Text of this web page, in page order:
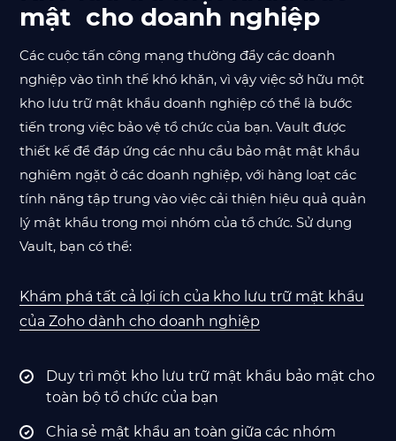
mật cho doanh nghiệp
Các cuộc tấn công mạng thường đẩy các doanh
nghiệp vào tình thế khó khăn, vì vậy việc sở hữu một
kho lưu trữ mật khẩu doanh nghiệp có thể là bước
tiến trong việc bảo vệ tổ chức của bạn. Vault được
thiết kế để đáp ứng các nhu cầu bảo mật mật khẩu
nghiêm ngặt ở các doanh nghiệp, với hàng loạt các
tính năng tập trung vào việc cải thiện hiệu quả quản
lý mật khẩu trong mọi nhóm của tổ chức. Sử dụng
Vault, bạn có thể:
Khám phá tất cả lợi ích của kho lưu trữ mật khẩu
của Zoho dành cho doanh nghiệp
Duy trì một kho lưu trữ mật khẩu bảo mật cho
toàn bộ tổ chức của bạn
Chia sẻ mật khẩu an toàn giữa các nhóm